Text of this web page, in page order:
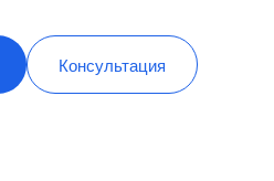
Консультация